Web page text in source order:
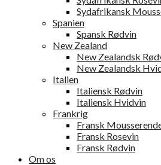
Sydafrikansk
Spanien
Spansk Rødvin
New Zealand
New Zealandsk
New Zealandsk
Italien
Italiensk Rødvin
Italiensk Hvidvin
Frankrig
Fransk
Fransk Rosevin
Fransk Rødvin
Om os